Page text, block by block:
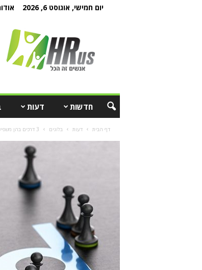
יום חמישי, אוגוסט 6, 2026
חדשות דעות
דף הבית דעות בלוגים 3 דרכים בהן משפיע מותג המעסיק על התוצאות העסקיות של החברה